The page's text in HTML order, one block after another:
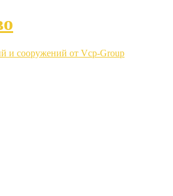
и сооружений от Vcp-Group